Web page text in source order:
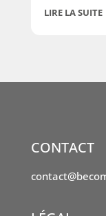
LIRE LA SUITE
CONTACT